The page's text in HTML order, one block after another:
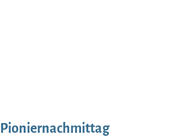
Pioniernachmittag